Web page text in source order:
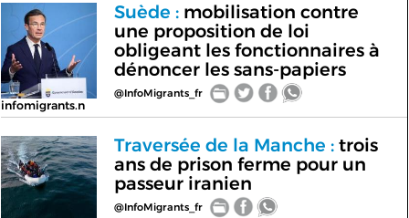
infomigrants.n
Suède :mobilisation contre
une proposition de loi
obligeant les fonctionnaires à
dénoncer les sans-papiers
@InfoMigrants_fr
Traversée de la Manche :trois
ans de prison ferme pour un
passeur iranien
@InfoMigrants_fr